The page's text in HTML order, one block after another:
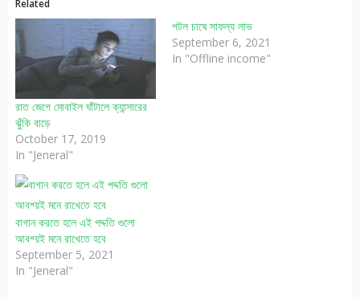
Related
রাত জেগে মোবাইল ঘাঁটালে ক্যান্সারের
ঝুঁকি বাড়ে
October 17, 2019
In "Jeneral"
পটল চাষে সাফল্য লাভ
September 6, 2021
In "Offline income"
বাগান করতে হলে এই পদ্দতি গুলো
আবশ্য়ই মনে রাখেতে হবে
September 5, 2021
In "Jeneral"